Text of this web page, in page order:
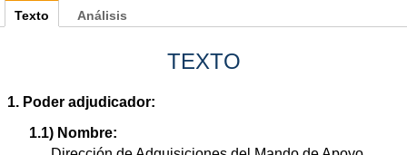
Texto
TEXTO
1. Poder adjudicador:
1.1) Nombre:
Análisis